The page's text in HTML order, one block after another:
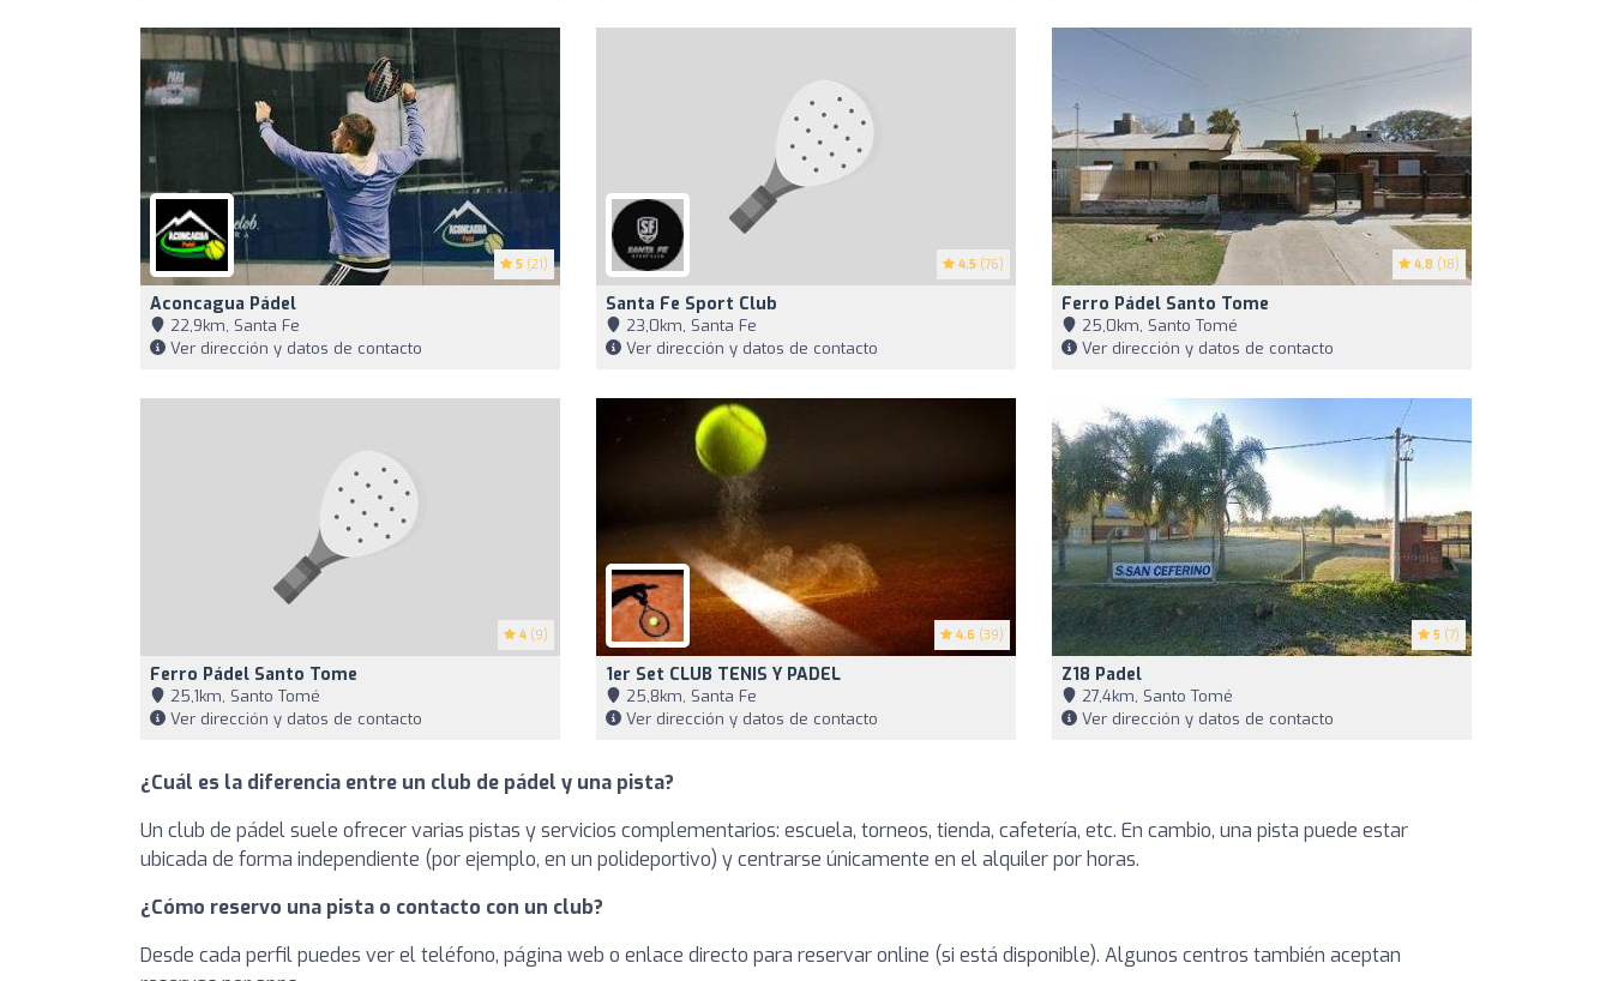
5 (21)
Aconcagua Pádel
22,9km, Santa Fe
Ver dirección y datos de contacto
4.5 (76)
Santa Fe Sport Club
23,0km, Santa Fe
Ver dirección y datos de contacto
4.8 (18)
Ferro Pádel Santo Tome
25,0km, Santo Tomé
Ver dirección y datos de contacto
4 (9)
Ferro Pádel Santo Tome
25,1km, Santo Tomé
Ver dirección y datos de contacto
4.6 (39)
1er Set CLUB TENIS Y PADEL
25,8km, Santa Fe
Ver dirección y datos de contacto
5 (7)
Z18 Padel
27,4km, Santo Tomé
Ver dirección y datos de contacto
¿Cuál es la diferencia entre un club de pádel y una pista?
Un club de pádel suele ofrecer varias pistas y servicios complementarios: escuela, torneos, tienda, cafetería, etc. En cambio, una pista puede estar
ubicada de forma independiente (por ejemplo, en un polideportivo) y centrarse únicamente en el alquiler por horas.
¿Cómo reservo una pista o contacto con un club?
Desde cada perfil puedes ver el teléfono, página web o enlace directo para reservar online (si está disponible). Algunos centros también aceptan